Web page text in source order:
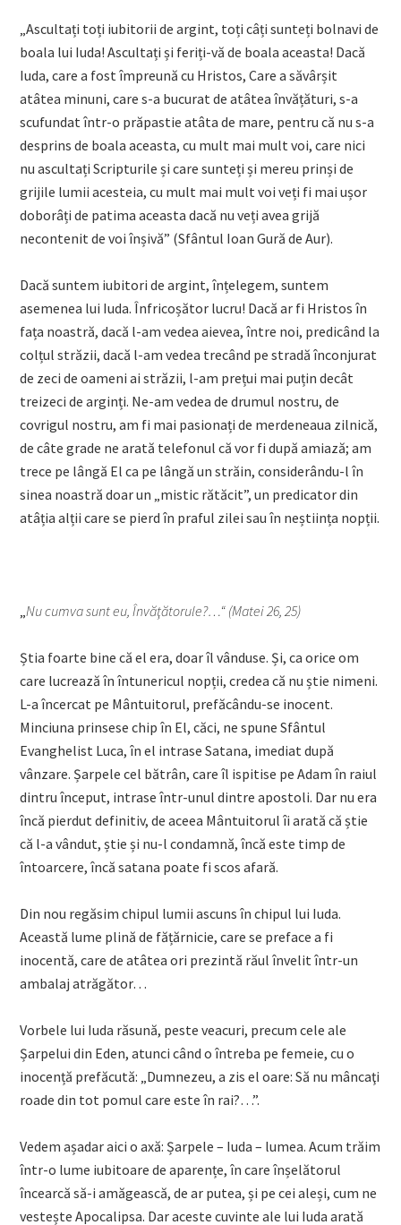
„Ascultați toți iubitorii de argint, toți câți sunteți bolnavi de
boala lui Iuda! Ascultați și feriți-vă de boala aceasta! Dacă
Iuda, care a fost împreună cu Hristos, Care a săvârșit
atâtea minuni, care s-a bucurat de atâtea învățături, s-a
scufundat într-o prăpastie atâta de mare, pentru că nu s-a
desprins de boala aceasta, cu mult mai mult voi, care nici
nu ascultați Scripturile și care sunteți și mereu prinși de
grijile lumii acesteia, cu mult mai mult voi veți fi mai ușor
doborâți de patima aceasta dacă nu veți avea grijă
necontenit de voi înșivă” (Sfântul Ioan Gură de Aur).
Dacă suntem iubitori de argint, înțelegem, suntem
asemenea lui Iuda. Înfricoșător lucru! Dacă ar fi Hristos în
fața noastră, dacă l-am vedea aievea, între noi, predicând la
colțul străzii, dacă l-am vedea trecând pe stradă înconjurat
de zeci de oameni ai străzii, l-am prețui mai puțin decât
treizeci de arginți. Ne-am vedea de drumul nostru, de
covrigul nostru, am fi mai pasionați de merdeneaua zilnică,
de câte grade ne arată telefonul că vor fi după amiază; am
trece pe lângă El ca pe lângă un străin, considerându-l în
sinea noastră doar un „mistic rătăcit”, un predicator din
atâția alții care se pierd în praful zilei sau în neștiința nopții.
„Nu cumva sunt eu, Învăţătorule?…“ (Matei 26, 25)
Știa foarte bine că el era, doar îl vânduse. Și, ca orice om
care lucrează în întunericul nopții, credea că nu știe nimeni.
L-a încercat pe Mântuitorul, prefăcându-se inocent.
Minciuna prinsese chip în El, căci, ne spune Sfântul
Evanghelist Luca, în el intrase Satana, imediat după
vânzare. Șarpele cel bătrân, care îl ispitise pe Adam în raiul
dintru început, intrase într-unul dintre apostoli. Dar nu era
încă pierdut definitiv, de aceea Mântuitorul îi arată că știe
că l-a vândut, știe și nu-l condamnă, încă este timp de
întoarcere, încă satana poate fi scos afară.
Din nou regăsim chipul lumii ascuns în chipul lui Iuda.
Această lume plină de fățărnicie, care se preface a fi
inocentă, care de atâtea ori prezintă răul învelit într-un
ambalaj atrăgător…
Vorbele lui Iuda răsună, peste veacuri, precum cele ale
Șarpelui din Eden, atunci când o întreba pe femeie, cu o
inocență prefăcută: „Dumnezeu, a zis el oare: Să nu mâncaţi
roade din tot pomul care este în rai?…”.
Vedem așadar aici o axă: Șarpele – Iuda – lumea. Acum trăim
într-o lume iubitoare de aparențe, în care înșelătorul
încearcă să-i amăgească, de ar putea, și pe cei aleși, cum ne
vestește Apocalipsa. Dar aceste cuvinte ale lui Iuda arată